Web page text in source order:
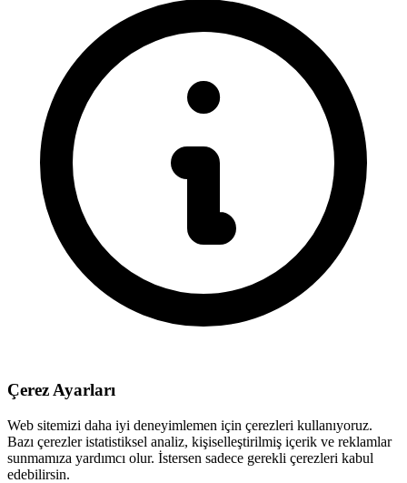
Çerez Ayarları
Web sitemizi daha iyi deneyimlemen için çerezleri kullanıyoruz.
Bazı çerezler istatistiksel analiz, kişiselleştirilmiş içerik ve reklamlar
sunmamıza yardımcı olur. İstersen sadece gerekli çerezleri kabul
edebilirsin.